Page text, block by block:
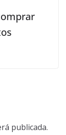
publicada.